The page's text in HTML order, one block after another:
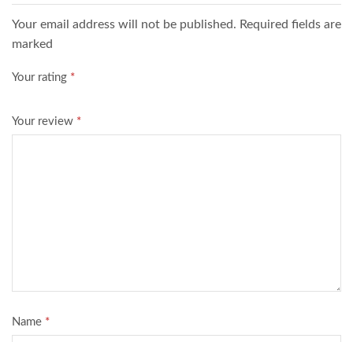
Your email address will not be published. Required fields are
marked
Your rating *
Your review *
Name *